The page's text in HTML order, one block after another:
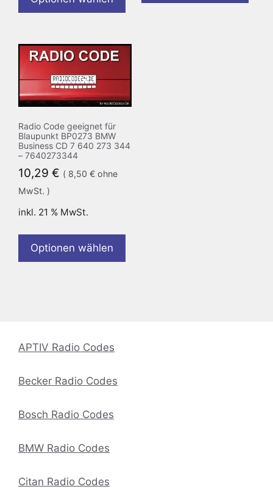
Radio Code geeignet für
Blaupunkt BP0273 BMW
Business CD 7 640 273 344
– 7640273344
10,29 € ( 8,50 € ohne
MwSt. )
inkl. 21 % MwSt.
Optionen wählen
APTIV Radio Codes
Becker Radio Codes
Bosch Radio Codes
BMW Radio Codes
Citan Radio Codes